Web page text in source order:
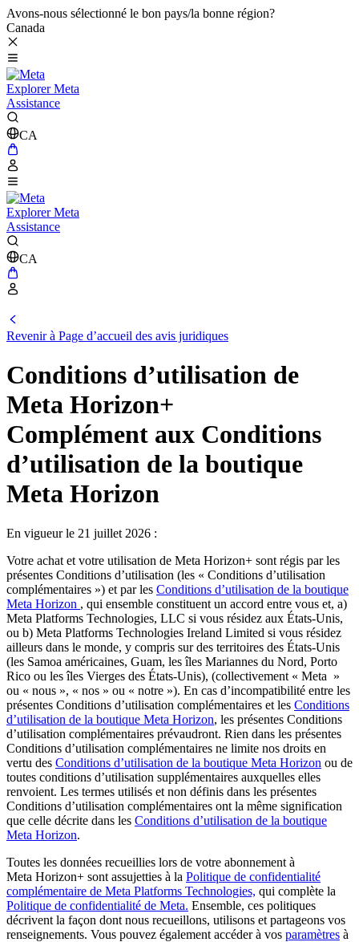
Avons-nous sélectionné le bon pays/la bonne région?
Canada
Explorer Meta
Assistance
CA
Explorer Meta
Assistance
CA
Revenir à Page d’accueil des avis juridiques
Conditions d’utilisation de
Meta Horizon+
Complément aux Conditions
d’utilisation de la boutique
Meta Horizon
En vigueur le 21 juillet 2026 :
Votre achat et votre utilisation de Meta Horizon+ sont régis par les
présentes Conditions d’utilisation (les « Conditions d’utilisation
complémentaires ») et par les Conditions d’utilisation de la boutique
Meta Horizon , qui ensemble constituent un accord entre vous et, a)
Meta Platforms Technologies, LLC si vous résidez aux États-Unis,
ou b) Meta Platforms Technologies Ireland Limited si vous résidez
ailleurs dans le monde, y compris sur des territoires des États-Unis
(les Samoa américaines, Guam, les îles Mariannes du Nord, Porto
Rico ou les îles Vierges des États-Unis), (collectivement « Meta »
ou « nous », « nos » ou « notre »). En cas d’incompatibilité entre les
présentes Conditions d’utilisation complémentaires et les Conditions
d’utilisation de la boutique Meta Horizon, les présentes Conditions
d’utilisation complémentaires prévaudront. Rien dans les présentes
Conditions d’utilisation complémentaires ne limite nos droits en
vertu des Conditions d’utilisation de la boutique Meta Horizon ou de
toutes conditions d’utilisation supplémentaires auxquelles elles
renvoient. Les termes utilisés et non définis dans les présentes
Conditions d’utilisation complémentaires ont la même signification
que celle décrite dans les Conditions d’utilisation de la boutique
Meta Horizon.
Toutes les données recueillies lors de votre abonnement à
Meta Horizon+ sont assujetties à la Politique de confidentialité
complémentaire de Meta Platforms Technologies, qui complète la
Politique de confidentialité de Meta. Ensemble, ces politiques
décrivent la façon dont nous recueillons, utilisons et partageons vos
renseignements. Vous pouvez également accéder à vos paramètres à